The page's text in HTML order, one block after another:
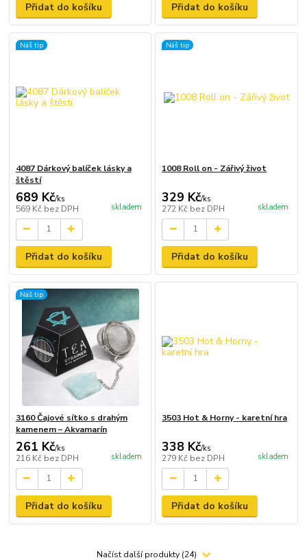
Přidat do košíku Přidat do košíku
Náš tip
4087 Dárkový balíček lásky a
štěstí
689 Kč/ks
569 Kč bez DPH skladem
Přidat do košíku
Náš tip
1008 Roll on - Zářivý život
329 Kč/ks
272 Kč bez DPH skladem
Přidat do košíku
Náš tip
3160 Čajové sítko s drahým
kamenem – Akvamarín
261 Kč/ks
216 Kč bez DPH skladem
Přidat do košíku
3503 Hot & Horny - karetní hra
338 Kč/ks
279 Kč bez DPH skladem
Přidat do košíku
Načíst další produkty (24)